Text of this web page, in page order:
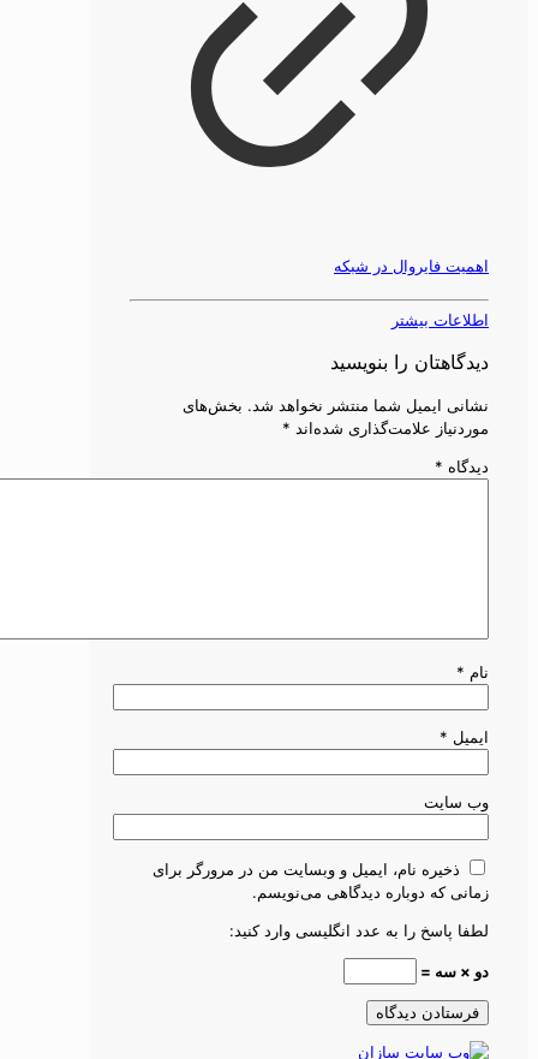
اهمیت فایروال در شبکه
اطلاعات بیشتر
دیدگاهتان را بنویسید
نشانی ایمیل شما منتشر نخواهد شد. بخش‌های
موردنیاز علامت‌گذاری شده‌اند*
دیدگاه*
نام*
ایمیل *
وب‌ سایت
ذخیره نام، ایمیل و وبسایت من در مرورگر برای
زمانی که دوباره دیدگاهی می‌نویسم.
لطفا پاسخ را به عدد انگلیسی وارد کنید:
دو × سه =